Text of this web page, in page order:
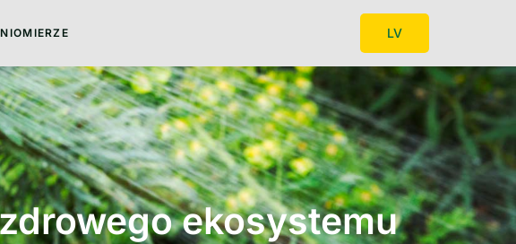
LV
ekosystemu